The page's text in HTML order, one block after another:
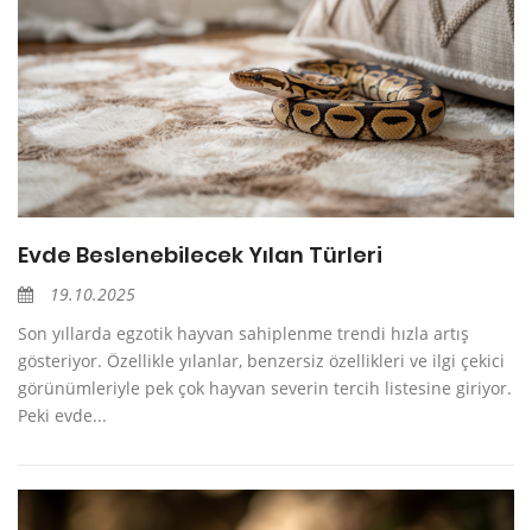
Evde Beslenebilecek Yılan Türleri
19.10.2025
Son yıllarda egzotik hayvan sahiplenme trendi hızla artış
gösteriyor. Özellikle yılanlar, benzersiz özellikleri ve ilgi çekici
görünümleriyle pek çok hayvan severin tercih listesine giriyor.
Peki evde...